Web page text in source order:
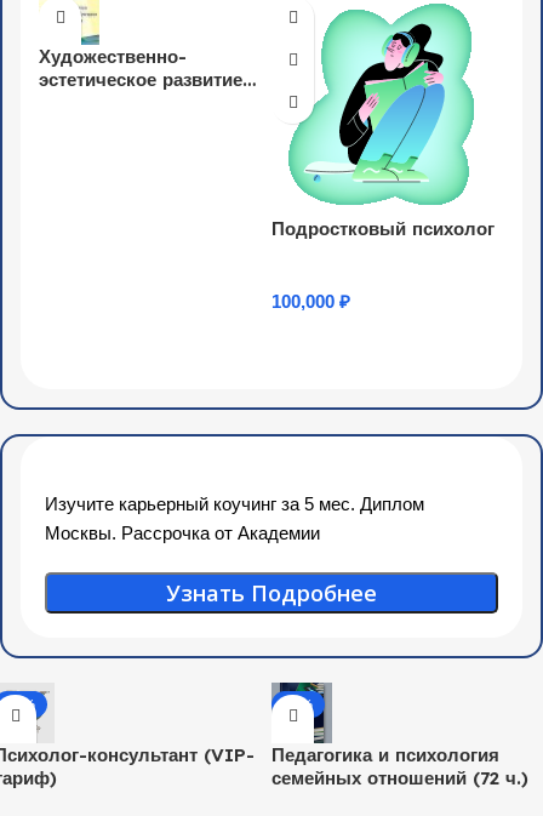
Художественно-
эстетическое развитие
Подростковый психолог
100,000 ₽
Изучите карьерный коучинг за 5 мес. Диплом
Москвы. Рассрочка от Академии
Узнать Подробнее
-40%
консультант (VIP-
-80%
Педагогика и психология
семейных отношений (72 ч.)